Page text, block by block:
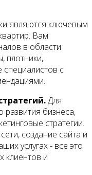
являются ключевым
Вам
в области
плотники,
специалистов с
Для
развития бизнеса,
стратегии.
создание сайта и
услугах - все это
клиентов и